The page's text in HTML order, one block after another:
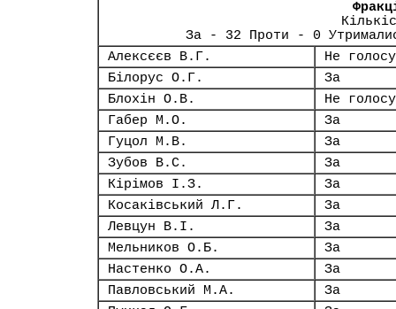
За - 32 Проти - 0
Алексєєв В.Г.
Не
Білорус О.Г.
За
Блохін О.В.
Не
Габер М.О.
За
Гуцол М.В.
За
Зубов В.С.
За
Кірімов І.З.
За
Косаківський Л.Г.
За
Левцун В.І.
За
Мельников О.Б.
За
Настенко О.А.
За
Павловський М.А.
За